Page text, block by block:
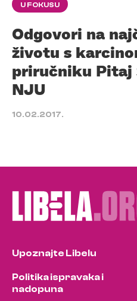
U FOKUSU
Odgovori na
životu s
priručniku Pitaj
NJU
10.02.2017.
Upoznajte Libelu
Politika ispravaka i
nadopuna